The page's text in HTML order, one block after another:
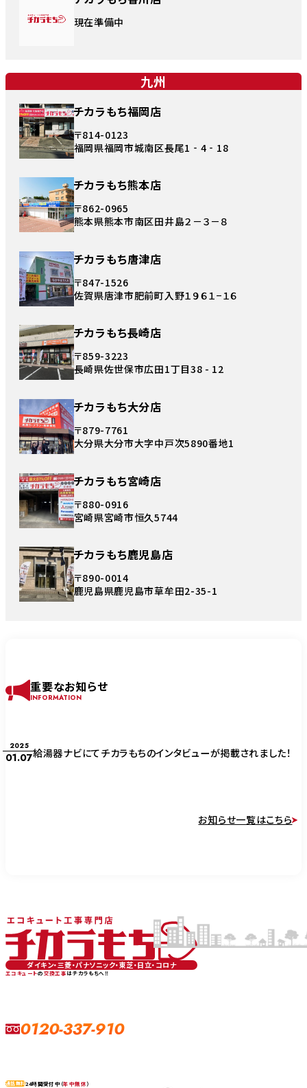
現在準備中
九州
チカラもち福岡店
〒814-0123
福岡県福岡市城南区長尾1‐4‐18
チカラもち熊本店
〒862-0965
熊本県熊本市南区田井島２－３－８
チカラもち唐津店
〒847-1526
佐賀県唐津市肥前町入野１９６１−１６
チカラもち長崎店
〒859-3223
長崎県佐世保市広田1丁目38 - 12
チカラもち大分店
〒879-7761
大分県大分市大字中戸次5890番地1
チカラもち宮崎店
〒880-0916
宮崎県宮崎市恒久5744
チカラもち鹿児島店
〒890-0014
鹿児島県鹿児島市草牟田2-35-1
重要なお知らせ
INFORMATION
2025
01.07給湯器ナビにてチカラもちのインタビューが掲載されました！
お知らせ一覧はこちら
ダイキン・三菱・パナソニック・東芝・日立・コロナ
エコキュートの交換工事はチカラもちへ‼
0120-337-910
通話無料24時間受付中（年中無休）